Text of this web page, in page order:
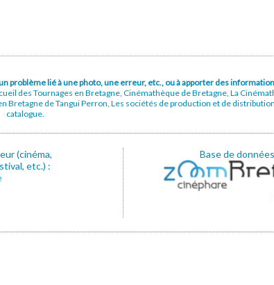
problème lié à une photo, une erreur, etc., ou à apporter des
des Tournages en Bretagne, Cinémathèque de Bretagne, La
de Tangui Perron, Les sociétés de production et de
catalogue.
(cinéma,
etc.) :
Base de